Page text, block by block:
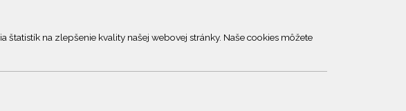
na zlepšenie kvality našej webovej stránky. Naše cookies môžete
práva vyhradené.